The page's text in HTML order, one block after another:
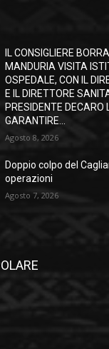
IL CONSIGLIERE
MANDURIA VISITA
OSPEDALE, CON IL
E IL DIRETTORE
PRESIDENTE DECARO
GARANTIRE...
Agosto 8, 2026
Doppio colpo del
operazioni
Agosto 7, 2026